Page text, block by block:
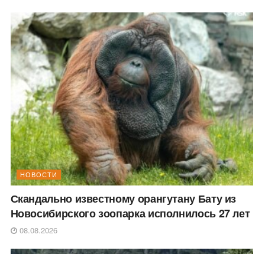
НОВОСТИ
Скандально известному орангутану Бату из
Новосибирского зоопарка исполнилось 27 лет
08.08.2026